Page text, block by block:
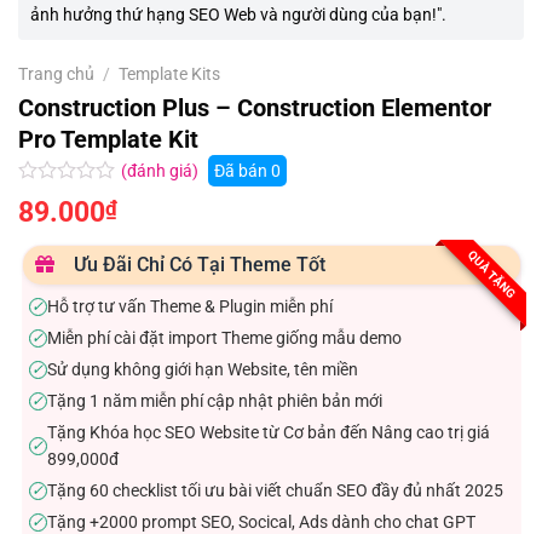
ảnh hưởng thứ hạng SEO Web và người dùng của bạn!".
Trang chủ / Template Kits
Construction Plus – Construction Elementor
Pro Template Kit
Được
xếp
0.0
5
sao
(đánh giá) Đã bán 0
89.000₫
QUÀ TẶNG
Ưu Đãi Chỉ Có Tại Theme Tốt
✓Hỗ trợ tư vấn Theme & Plugin miễn phí
✓Miễn phí cài đặt import Theme giống mẫu demo
✓Sử dụng không giới hạn Website, tên miền
✓Tặng 1 năm miễn phí cập nhật phiên bản mới
✓
Tặng Khóa học SEO Website từ Cơ bản đến Nâng cao trị giá
899,000đ
✓Tặng 60 checklist tối ưu bài viết chuẩn SEO đầy đủ nhất 2025
✓Tặng +2000 prompt SEO, Socical, Ads dành cho chat GPT